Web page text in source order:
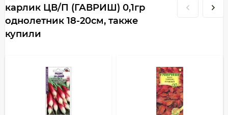
карлик ЦВ/П (ГАВРИШ) 0,1гр
однолетник 18-20см, также
купили